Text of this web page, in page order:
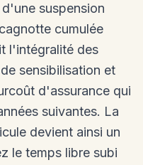
suspension
cumulée
l'intégralité des
sensibilisation et
d'assurance qui
suivantes. La
devient ainsi un
le temps libre subi